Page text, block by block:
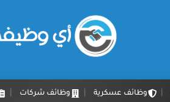
وظائف عسكرية وظائف شركات